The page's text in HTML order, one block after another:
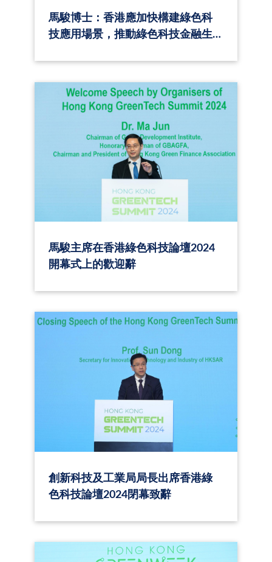
馬駿博士：香港應加快構建綠色科
技應用場景，推動綠色科技金融生
馬駿主席在香港綠色科技論壇2024
開幕式上的歡迎辭
創新科技及工業局局長出席香港綠
色科技論壇2024閉幕致辭